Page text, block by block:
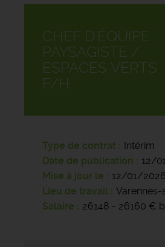
CHEF D'ÉQUIPE
PAYSAGISTE /
ESPACES VERTS
F/H
Type de contrat
Intérim
Date de publication
12/
Mise à jour le
12/01/2026
Lieu de travail
Salaire
26148 - 26160 €